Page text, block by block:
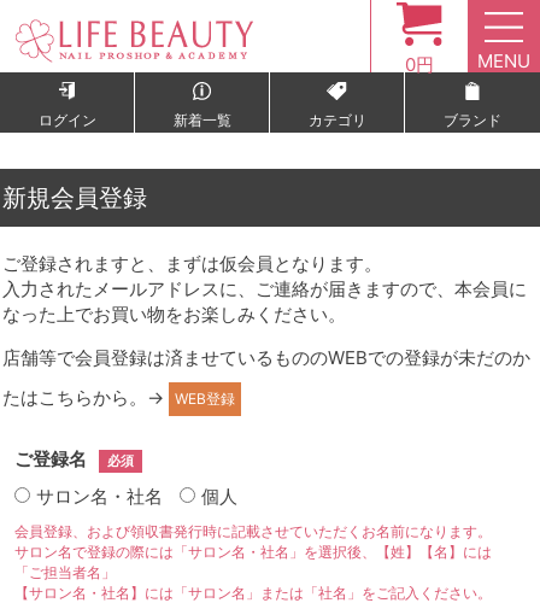
0円 MENU
ログイン 新着一覧 カテゴリ ブランド
新規会員登録
ご登録されますと、まずは仮会員となります。
入力されたメールアドレスに、ご連絡が届きますので、本会員に
なった上でお買い物をお楽しみください。
店舗等で会員登録は済ませているもののWEBでの登録が未だのか
たはこちらから。→
WEB登録
ご登録名 必須
サロン名・社名 個人
会員登録、および領収書発行時に記載させていただくお名前になります。
サロン名で登録の際には「サロン名・社名」を選択後、【姓】【名】には
「ご担当者名」
【サロン名・社名】には「サロン名」または「社名」をご記入ください。